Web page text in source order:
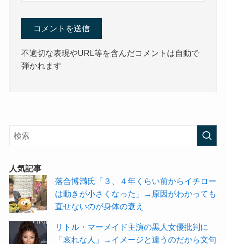
不適切な表現やURL等を含んだコメントは自動で
弾かれます
人気記事
落合博満氏「３、４年くらい前からイチロー
は動きが小さくなった」→原因がわかっても
直せないのが身体の衰え
リトル・マーメイド主演の黒人女優批判に
「哀れな人」→イメージと違うのだから文句